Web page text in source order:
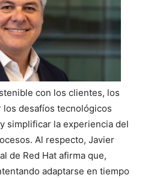
con los clientes, los
desafíos tecnológicos
simplificar la experiencia del
Al respecto, Javier
de Red Hat afirma que,
adaptarse en tiempo